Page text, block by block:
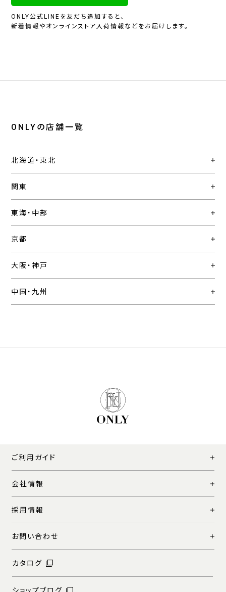
ONLY公式LINEを友だち追加すると、
新着情報やオンラインストア入荷情報などをお届けします。
ONLYの店舗一覧
北海道・東北
関東
東海・中部
京都
大阪・神戸
中国・九州
ご利用ガイド
会社情報
採用情報
お問い合わせ
カタログ
ショップブログ